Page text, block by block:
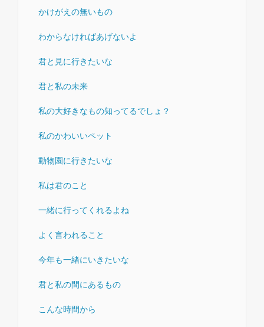
かけがえの無いもの
わからなければあげないよ
君と見に行きたいな
君と私の未来
私の大好きなもの知ってるでしょ？
私のかわいいペット
動物園に行きたいな
私は君のこと
一緒に行ってくれるよね
よく言われること
今年も一緒にいきたいな
君と私の間にあるもの
こんな時間から